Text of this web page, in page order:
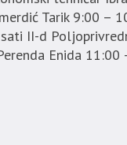
Tarik 9:00 –
II-d
Enida